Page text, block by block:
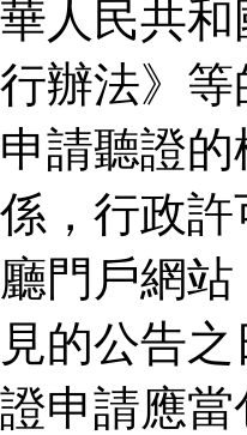
華人民共
行辦法》
申請聽證
係，行政
廳門戶網
見的公告
證申請應